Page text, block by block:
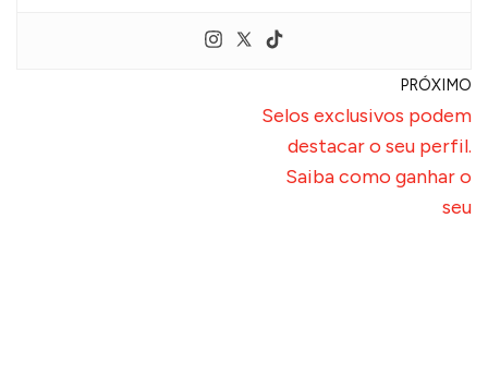
PRÓXIMO
Selos exclusivos podem
destacar o seu perfil.
Saiba como ganhar o
seu